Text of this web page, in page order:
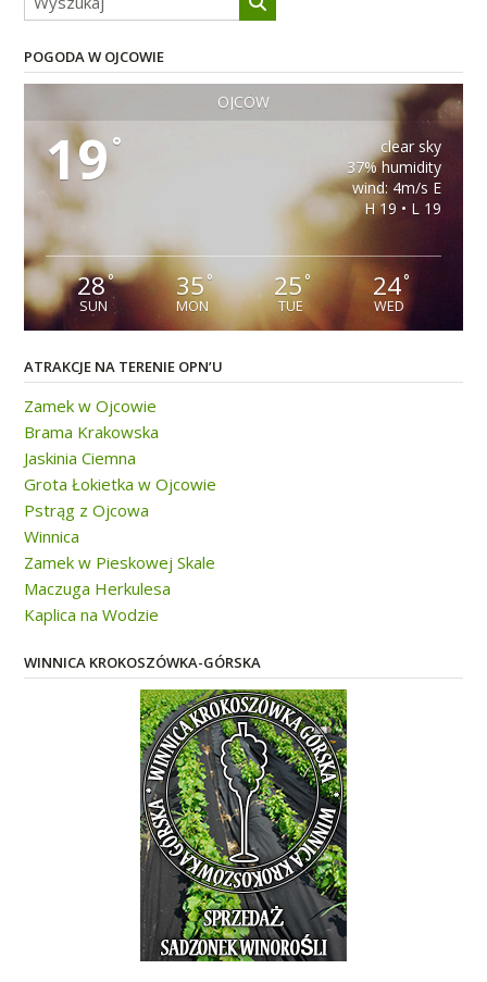
POGODA W OJCOWIE
OJCÓW
19°
clear sky
37% humidity
wind: 4m/s E
H 19 • L 19
28°
SUN
35°
MON
25 °
TUE
24°
WED
ATRAKCJE NA TERENIE OPN’U
Zamek w Ojcowie
Brama Krakowska
Jaskinia Ciemna
Grota Łokietka w Ojcowie
Pstrąg z Ojcowa
Winnica
Zamek w Pieskowej Skale
Maczuga Herkulesa
Kaplica na Wodzie
WINNICA KROKOSZÓWKA-GÓRSKA